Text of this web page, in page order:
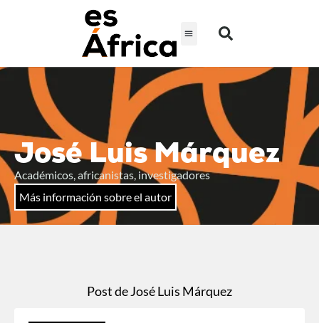
José Luis Márquez
Académicos, africanistas, investigadores
Más información sobre el autor
Post de José Luis Márquez